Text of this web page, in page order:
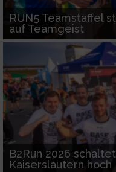
RUN5 Teamstaffel
auf Teamgeist
B2Run 2026
Kaiserslautern hoch